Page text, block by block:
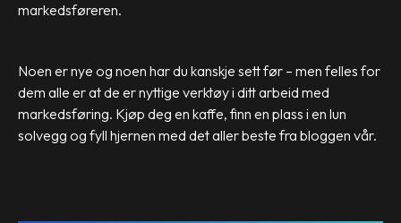
markedsføreren.
Noen er nye og noen har du kanskje sett før – men felles for
dem alle er at de er nyttige verktøy i ditt arbeid med
markedsføring. Kjøp deg en kaffe, finn en plass i en lun
solvegg og fyll hjernen med det aller beste fra bloggen vår.